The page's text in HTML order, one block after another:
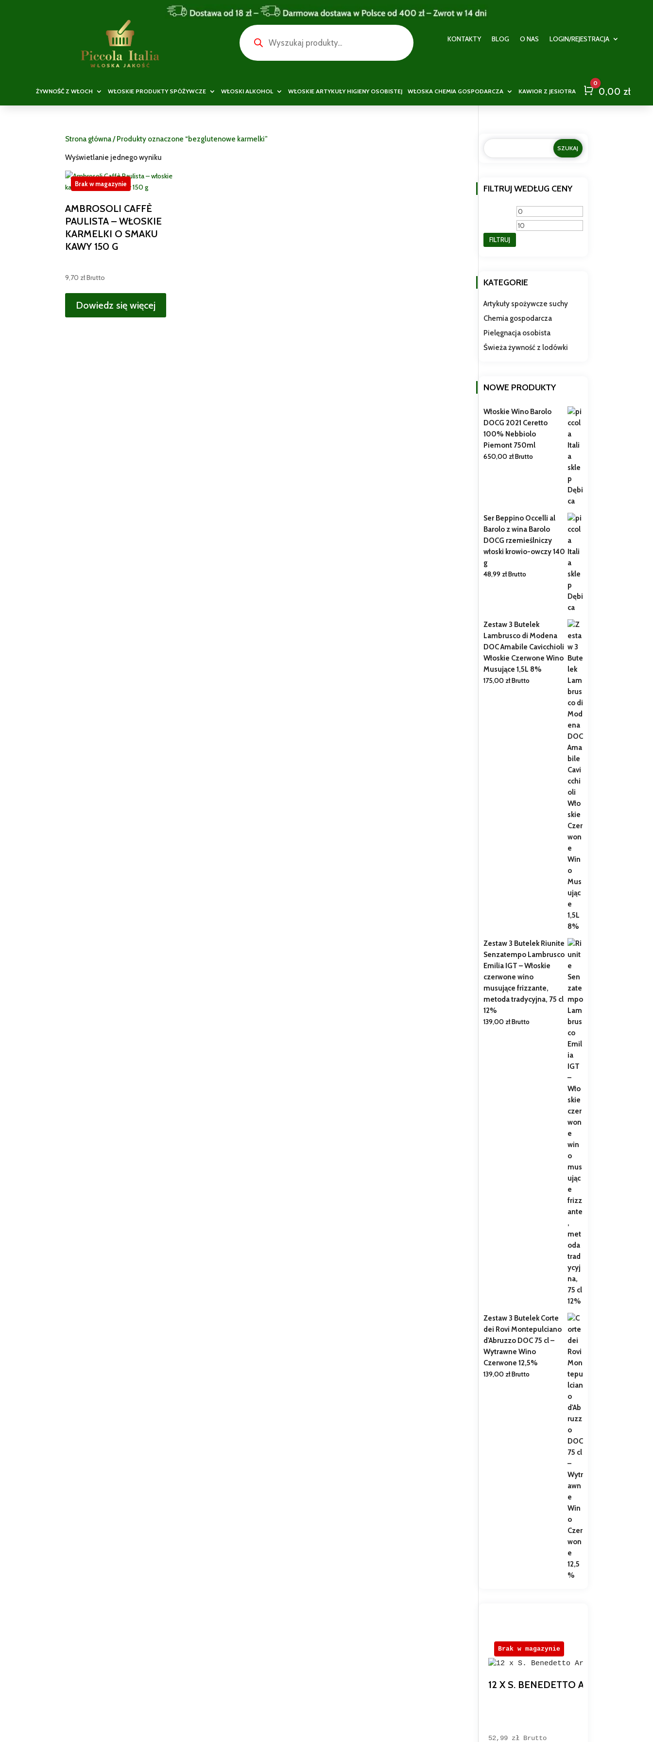
Wyszukiwarka
produktów KONTAKTY BLOG O NAS LOGIN/REJESTRACJA
ŻYWNOŚĆ Z WŁOCH WŁOSKIE PRODUKTY SPÓŻYWCZE WŁOSKI ALKOHOL WŁOSKIE ARTYKUŁY HIGIENY OSOBISTEJ WŁOSKA CHEMIA GOSPODARCZA KAWIOR Z JESIOTRA Cart
0
0,00 zł
Strona główna/ Produkty oznaczone “bezglutenowe karmelki”
Wyświetlanie jednego wyniku
AMBROSOLI CAFFÈ
PAULISTA – WŁOSKIE
KARMELKI O SMAKU
KAWY 150 G
9,70 złBrutto
Dowiedz się więcej
Brak w magazynie FILTRUJ WEDŁUG CENY
Cena
min
FILTRUJ
KATEGORIE
Artykuły spożywcze suchy
Chemia gospodarcza
Pielęgnacja osobista
Świeża żywność z lodówki
NOWE PRODUKTY
Włoskie Wino Barolo
DOCG 2021 Ceretto
100% Nebbiolo
Piemont 750ml
650,00 złBrutto
Ser Beppino Occelli al
Barolo z wina Barolo
DOCG rzemieślniczy
włoski krowio-owczy 140
g
48,99 złBrutto
Zestaw 3 Butelek
Lambrusco di Modena
DOC Amabile Cavicchioli
Włoskie Czerwone Wino
Musujące 1,5L 8%
175,00 złBrutto
Zestaw 3 Butelek Riunite
Senzatempo Lambrusco
Emilia IGT – Włoskie
czerwone wino
musujące frizzante,
metoda tradycyjna, 75 cl
12%
139,00 złBrutto
Zestaw 3 Butelek Corte
dei Rovi Montepulciano
d'Abruzzo DOC 75 cl –
Wytrawne Wino
Czerwone 12,5%
139,00 złBrutto
12 X S. BENEDETTO ARANCIA E
52,99 zł Brutto
Brak w magazynie